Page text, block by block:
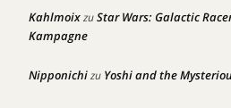
KahlmoixzuStar Wars: Galactic
Kampagne
Nipponichizu Yoshi and the